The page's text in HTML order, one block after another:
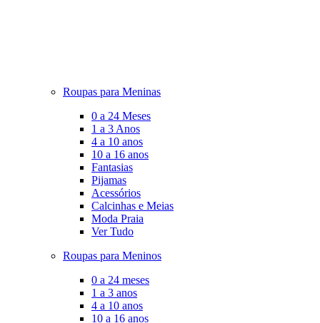
Roupas para Meninas
0 a 24 Meses
1 a 3 Anos
4 a 10 anos
10 a 16 anos
Fantasias
Pijamas
Acessórios
Calcinhas e Meias
Moda Praia
Ver Tudo
Roupas para Meninos
0 a 24 meses
1 a 3 anos
4 a 10 anos
10 a 16 anos